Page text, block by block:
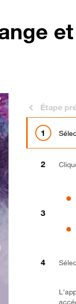
Étape